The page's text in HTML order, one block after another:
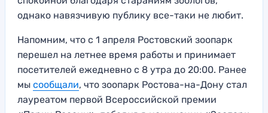
однако навязчивую публику все-таки не любит.
Напомним, что с 1 апреля Ростовский зоопарк
перешел на летнее время работы и принимает
посетителей ежедневно с 8 утра до 20:00. Ранее
мы сообщали, что зоопарк Ростова-на-Дону стал
лауреатом первой Всероссийской премии